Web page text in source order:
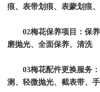
痕、表带划痕、表蒙划痕
02梅花保养项目：保养
磨抛光、全面保养、清洗
03梅花配件更换服务：
测、轻微抛光、截表带、